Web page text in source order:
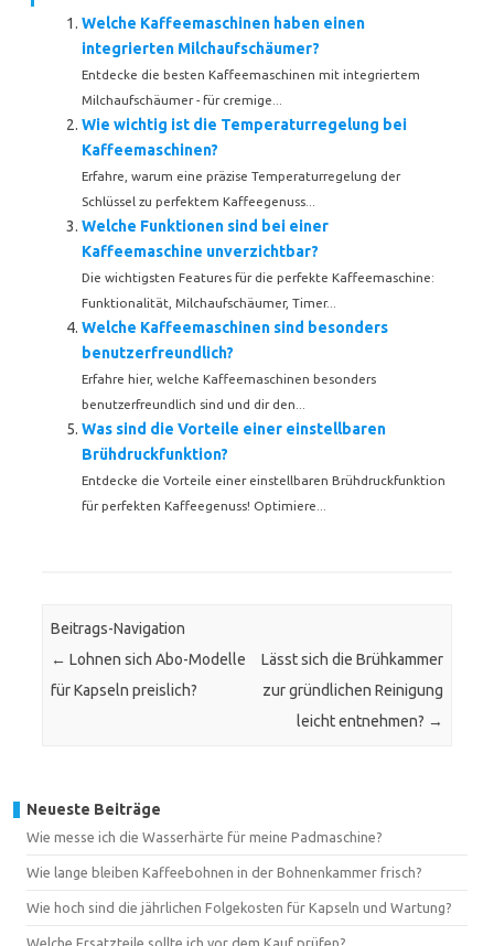
Welche Kaffeemaschinen haben einen
integrierten Milchaufschäumer?
Entdecke die besten Kaffeemaschinen mit integriertem
Milchaufschäumer - für cremige...
Wie wichtig ist die Temperaturregelung bei
Kaffeemaschinen?
Erfahre, warum eine präzise Temperaturregelung der
Schlüssel zu perfektem Kaffeegenuss...
Welche Funktionen sind bei einer
Kaffeemaschine unverzichtbar?
Die wichtigsten Features für die perfekte Kaffeemaschine:
Funktionalität, Milchaufschäumer, Timer...
Welche Kaffeemaschinen sind besonders
benutzerfreundlich?
Erfahre hier, welche Kaffeemaschinen besonders
benutzerfreundlich sind und dir den...
Was sind die Vorteile einer einstellbaren
Brühdruckfunktion?
Entdecke die Vorteile einer einstellbaren Brühdruckfunktion
für perfekten Kaffeegenuss! Optimiere...
Beitrags-Navigation
← Lohnen sich Abo-Modelle
für Kapseln preislich?
Lässt sich die Brühkammer
zur gründlichen Reinigung
leicht entnehmen? →
Neueste Beiträge
Wie messe ich die Wasserhärte für meine Padmaschine?
Wie lange bleiben Kaffeebohnen in der Bohnenkammer frisch?
Wie hoch sind die jährlichen Folgekosten für Kapseln und Wartung?
Welche Ersatzteile sollte ich vor dem Kauf prüfen?